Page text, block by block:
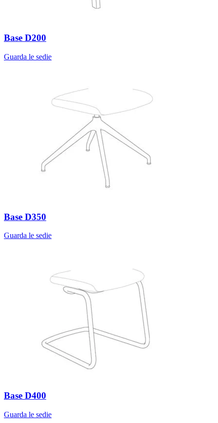
Base D200
Guarda le sedie
Base D350
Guarda le sedie
Base D400
Guarda le sedie